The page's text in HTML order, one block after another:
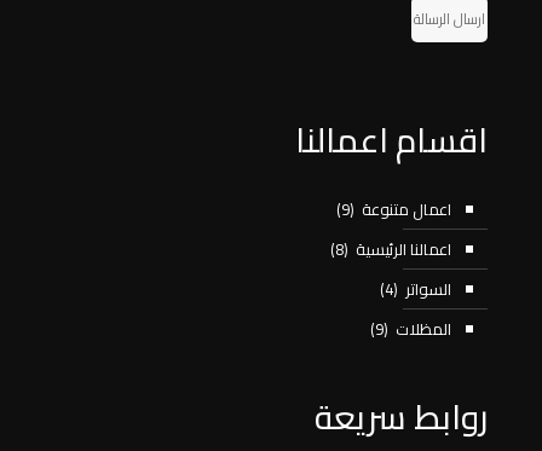
ارسال الرسالة
اقسام اعمالنا
اعمال متنوعة (9)
اعمالنا الرئيسية (8)
السواتر (4)
المظلات (9)
روابط سريعة